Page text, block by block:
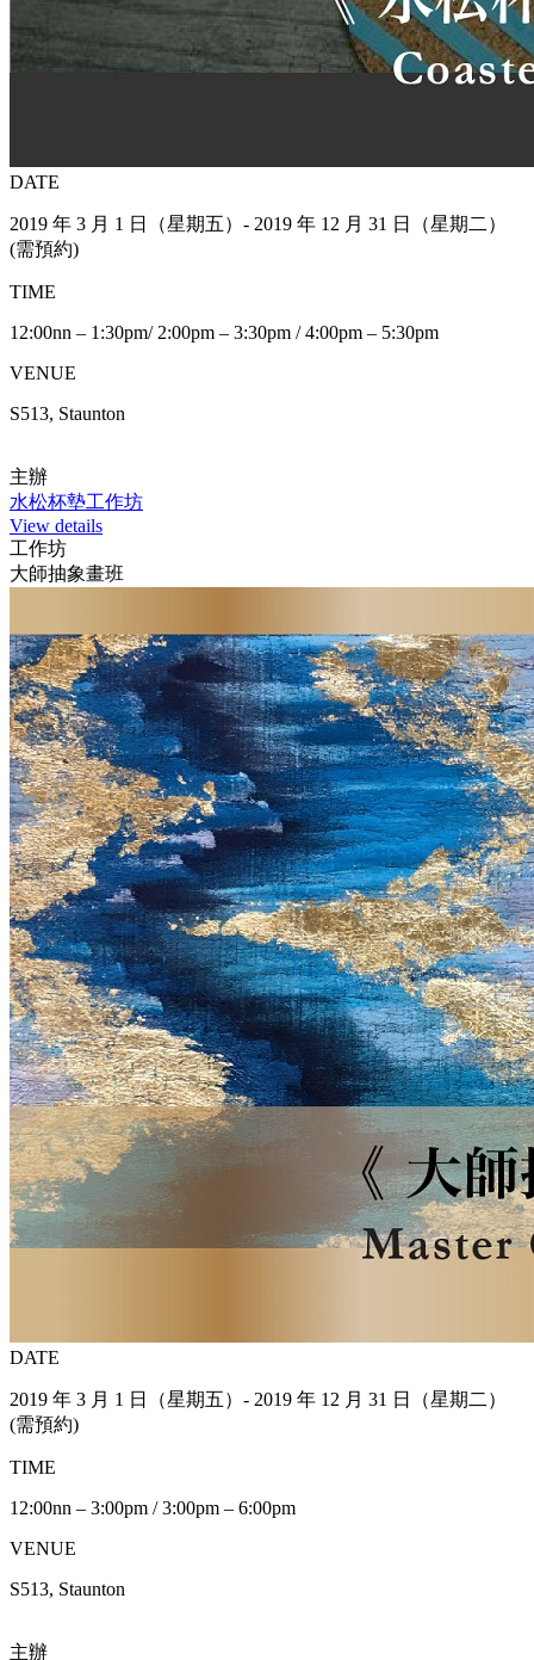
DATE
2019 年 3 月 1 日（星期五）- 2019 年 12 月 31 日（星期二）
(需預約)
TIME
12:00nn – 1:30pm/ 2:00pm – 3:30pm / 4:00pm – 5:30pm
VENUE
S513, Staunton
主辦
水松杯墊工作坊
View details
工作坊
大師抽象畫班
DATE
2019 年 3 月 1 日（星期五）- 2019 年 12 月 31 日（星期二）
(需預約)
TIME
12:00nn – 3:00pm / 3:00pm – 6:00pm
VENUE
S513, Staunton
主辦